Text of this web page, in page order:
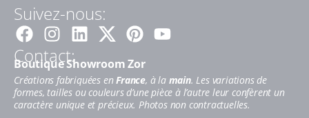
Suivez-nous:
Facebook
Instagram
LinkedinPinterestYoutube
Contact:
Boutique Showroom Zor
Créations fabriquées enFrance, à la main. Les variations de
formes, tailles ou couleurs d’une pièce à l’autre leur confèrent un
caractère unique et précieux. Photos non contractuelles.